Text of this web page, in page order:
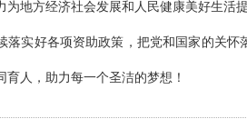
为地方经济社会发展和人民健康美好生活
落实好各项资助政策，把党和国家的关
人，助力每一个圣洁的梦想！